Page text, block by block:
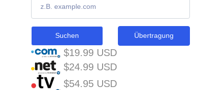
Suchen Übertragung
$19.99 USD
$24.99 USD
$54.95 USD